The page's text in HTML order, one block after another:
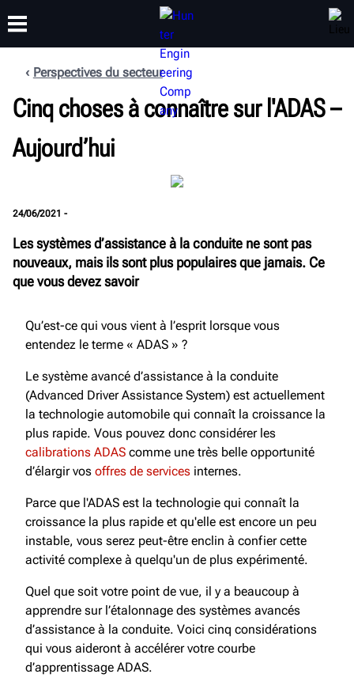
PRODUITS ASSISTANCE
FORMATION
À PROPOS DE
Perspectives du secteur
Cinq choses à connaître sur l'ADAS –
Aujourd’hui
24/06/2021 -
Les systèmes d’assistance à la conduite ne sont pas
nouveaux, mais ils sont plus populaires que jamais. Ce
que vous devez savoir
Qu’est-ce qui vous vient à l’esprit lorsque vous
entendez le terme « ADAS » ?
Le système avancé d’assistance à la conduite
(Advanced Driver Assistance System) est actuellement
la technologie automobile qui connaît la croissance la
plus rapide. Vous pouvez donc considérer les
calibrations ADAS comme une très belle opportunité
d’élargir vos offres de services internes.
Parce que l'ADAS est la technologie qui connaît la
croissance la plus rapide et qu'elle est encore un peu
instable, vous serez peut-être enclin à confier cette
activité complexe à quelqu'un de plus expérimenté.
Quel que soit votre point de vue, il y a beaucoup à
apprendre sur l’étalonnage des systèmes avancés
d’assistance à la conduite. Voici cinq considérations
qui vous aideront à accélérer votre courbe
d’apprentissage ADAS.